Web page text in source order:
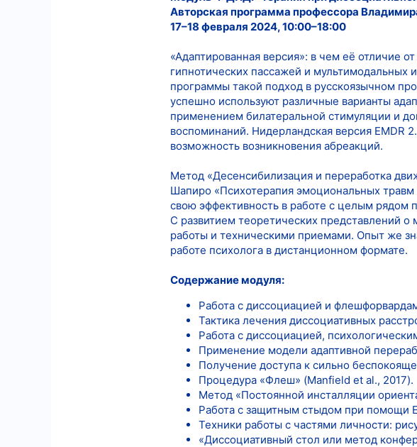
Авторская программа профессора
17–18 февраля 2024, 10:00–18:00
«Адаптированная версия»: в чем её отличие
гипнотических пассажей и
программы такой подход в русскоязычном
успешно используют различные варианты
применением билатеральной стимуляции и
воспоминаний. Нидерландская версия EMDR
возможность возникновения абреакций.
Метод «Десенсибилизация и переработка
Шапиро «Психотерапия эмоциональных
свою эффективность в работе с целым рядом
С развитием теоретических представлений
работы и техническими приемами. Опыт же
работе психолога в дистанционном формате.
Содержание модуля:
Работа с диссоциацией и
Тактика лечения диссоциативных
Работа с диссоциацией,
Применение модели адаптивной
Получение доступа к сильно
Процедура «Флеш» (Manfield et al., 2017).
Метод «Постоянной инсталляции
Работа с защитным стыдом при помощи
Техники работы с частями личности:
«Диссоциативный стол или метод